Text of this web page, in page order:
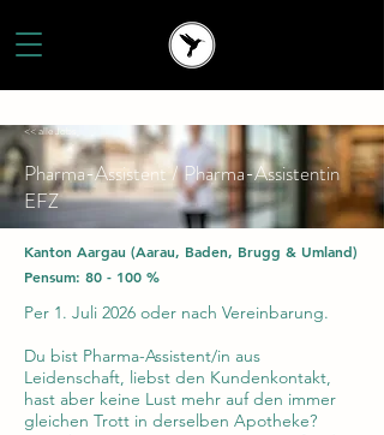
<< alle Jobs
Pharma-Assistent / Pharma-Assistentin
EFZ
Kanton Aargau (Aarau, Baden, Brugg & Umland)
Pensum: 80 - 100 %
Per 1. Juli 2026 oder nach Vereinbarung.
Du bist Pharma-Assistent/in aus
Leidenschaft, liebst den Kundenkontakt,
hast aber keine Lust mehr auf den immer
gleichen Trott in derselben Apotheke?